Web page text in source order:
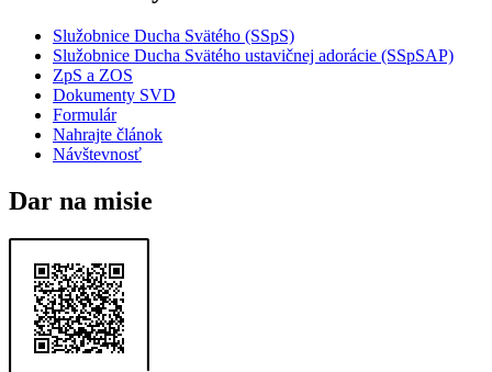
Služobnice Ducha Svätého (SSpS)
Služobnice Ducha Svätého ustavičnej adorácie (SSpSAP)
ZpS a ZOS
Dokumenty SVD
Formulár
Nahrajte článok
Návštevnosť
Dar na misie